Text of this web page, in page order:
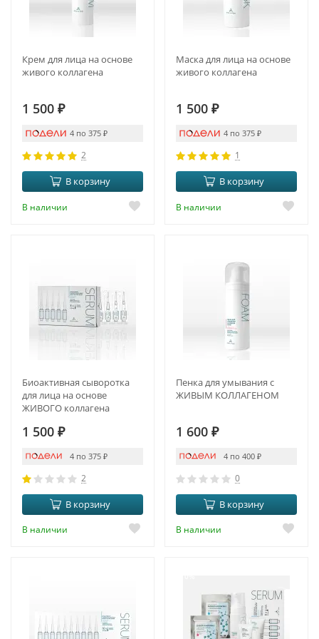
Крем для лица на основе
живого коллагена
1 500 ₽
4 по 375 ₽
2
В корзину
В наличии
Маска для лица на основе
живого коллагена
1 500 ₽
4 по 375 ₽
1
В корзину
В наличии
Биоактивная сыворотка
для лица на основе
ЖИВОГО коллагена
1 500 ₽
4 по 375 ₽
2
В корзину
В наличии
Пенка для умывания с
ЖИВЫМ КОЛЛАГЕНОМ
1 600 ₽
4 по 400 ₽
0
В корзину
В наличии